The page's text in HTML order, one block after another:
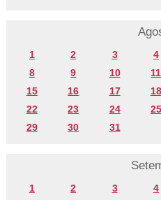
1 2 3 4
8
9 10 11
15
16 17 18
22
23 24 25
29
30 31
1 2 3 4